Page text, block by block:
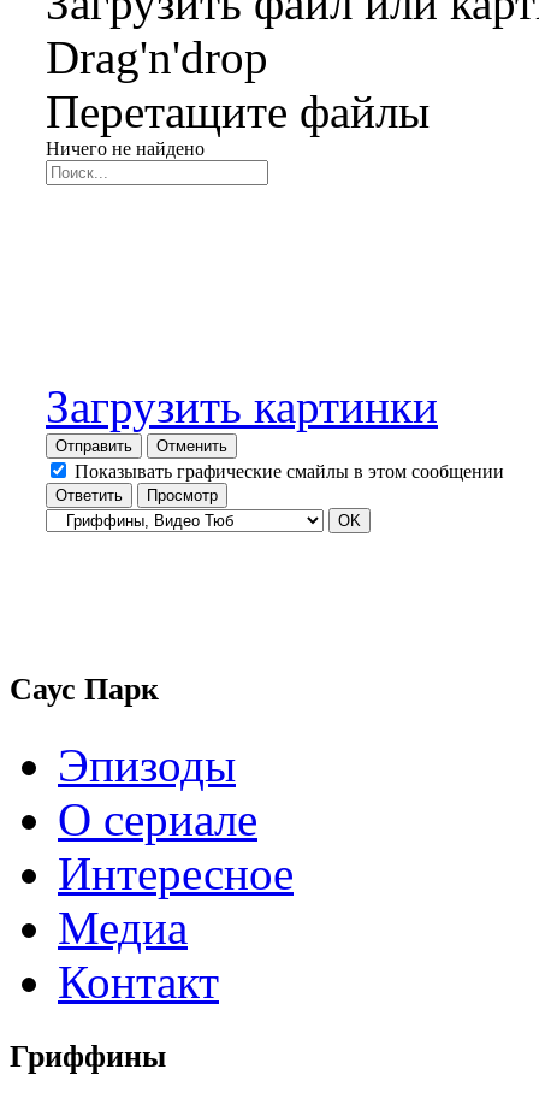
Drag'n'drop
Перетащите файлы
Ничего не найдено
Загрузить картинки
Отправить Отменить
Показывать графические смайлы в этом сообщении
Саус Парк
Эпизоды
О сериале
Интересное
Медиа
Контакт
Гриффины